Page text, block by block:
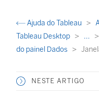
Ajuda do Tableau
Tableau Desktop
...
do painel Dados
NESTE ARTIGO